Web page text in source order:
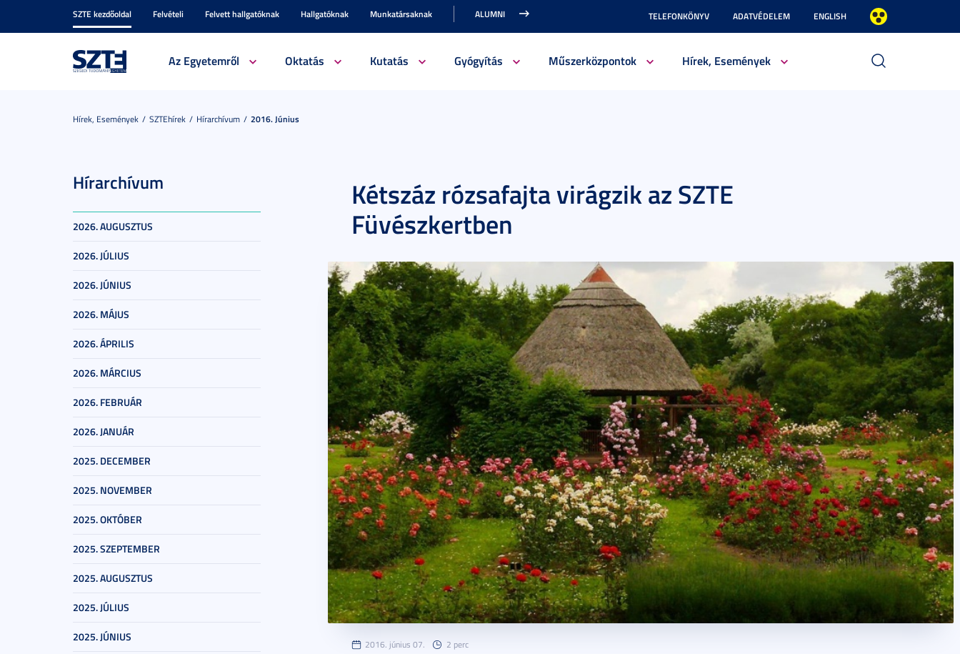
SZTE kezdőoldal Felvételi Felvett hallgatóknak Hallgatóknak Munkatársaknak ALUMNI TELEFONKÖNYV ADATVÉDELEM ENGLISH
Az Egyetemről Oktatás Kutatás Gyógyítás Műszerközpontok Hírek, Események
Hírek, Események SZTEhírek Hírarchívum 2016. Június
Hírarchívum
2026. AUGUSZTUS
2026. JÚLIUS
2026. JÚNIUS
2026. MÁJUS
2026. ÁPRILIS
2026. MÁRCIUS
2026. FEBRUÁR
2026. JANUÁR
2025. DECEMBER
2025. NOVEMBER
2025. OKTÓBER
2025. SZEPTEMBER
2025. AUGUSZTUS
2025. JÚLIUS
2025. JÚNIUS
Kétszáz rózsafajta virágzik az SZTE
Füvészkertben
2016. június 07. 2 perc